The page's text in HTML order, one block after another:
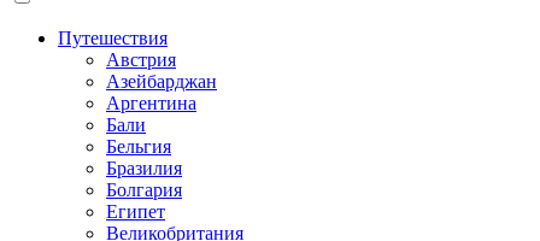
Путешествия
Австрия
Азейбарджан
Аргентина
Бали
Бельгия
Бразилия
Болгария
Египет
Великобритания